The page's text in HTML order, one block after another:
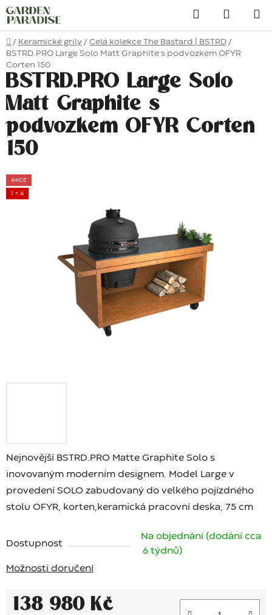
Přejít
na
obsah
Hledat
Domů
/ Keramické grily / Celá kolekce The Bastard | BSTRD /
BSTRD.PRO Large Solo Matt Graphite s podvozkem OFYR
Corten 150
Nejnovější BSTRD.PRO Matte Graphite Solo s
inovovaným moderním designem. Model Large v
provedení SOLO zabudovaný do velkého pojízdného
stolu OFYR, korten, keramická pracovní deska, 75 cm
Dostupnost
Na objednání (dodání cca
6 týdnů)
Možnosti doručení
138 980 Kč
BSTRD.PRO Large Solo
Matt Graphite s
podvozkem OFYR Corten
150
AKCE
1 + 4